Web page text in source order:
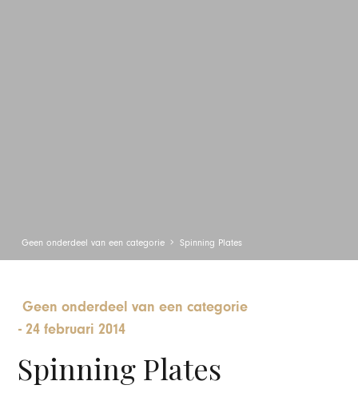
Geen onderdeel van een categorie Spinning Plates
Geen onderdeel van een categorie
-24 februari 2014
Spinning Plates